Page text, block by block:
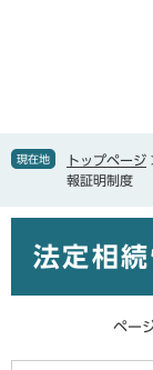
で
ば
本
現在地 トップページ
報証明制度
法定相
ペー